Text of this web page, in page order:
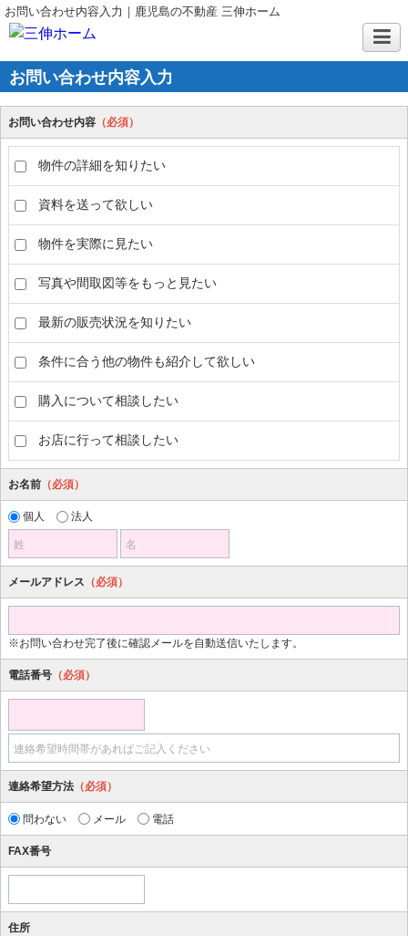
お問い合わせ内容入力｜鹿児島の不動産 三伸ホーム
お問い合わせ内容入力
お問い合わせ内容 （必須）
物件の詳細を知りたい
資料を送って欲しい
物件を実際に見たい
写真や間取図等をもっと見たい
最新の販売状況を知りたい
条件に合う他の物件も紹介して欲しい
購入について相談したい
お店に行って相談したい
お名前 （必須）
個人 法人
姓 名
メールアドレス （必須）
※お問い合わせ完了後に確認メールを自動送信いたします。
電話番号 （必須）
連絡希望時間帯があればご記入ください
連絡希望方法 （必須）
問わない メール 電話
FAX番号
住所